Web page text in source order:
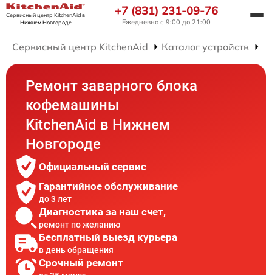
Сервисный центр KitchenAidв
Нижнем Новгороде
+7 (831) 231-09-76
Ежедневно с 9:00 до 21:00
Сервисный центр KitchenAid Каталог устройств
Ремонт заварного блока
кофемашины
KitchenAid в Нижнем
Новгороде
Официальный сервис
Гарантийное обслуживание
до 3 лет
Диагностика за наш счет,
ремонт по желанию
Бесплатный выезд курьера
в день обращения
Срочный ремонт